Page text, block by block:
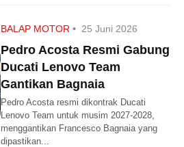
BALAP MOTOR • 25 Juni 2026
Pedro Acosta Resmi Gabung
Ducati Lenovo Team
Gantikan Bagnaia
Pedro Acosta resmi dikontrak Ducati
Lenovo Team untuk musim 2027-2028,
menggantikan Francesco Bagnaia yang
dipastikan...